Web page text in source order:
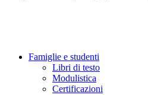
Famiglie e studenti
Libri di testo
Modulistica
Certificazioni